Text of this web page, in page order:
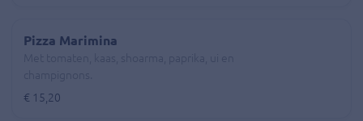
Pizza Marimina
€ 15,20